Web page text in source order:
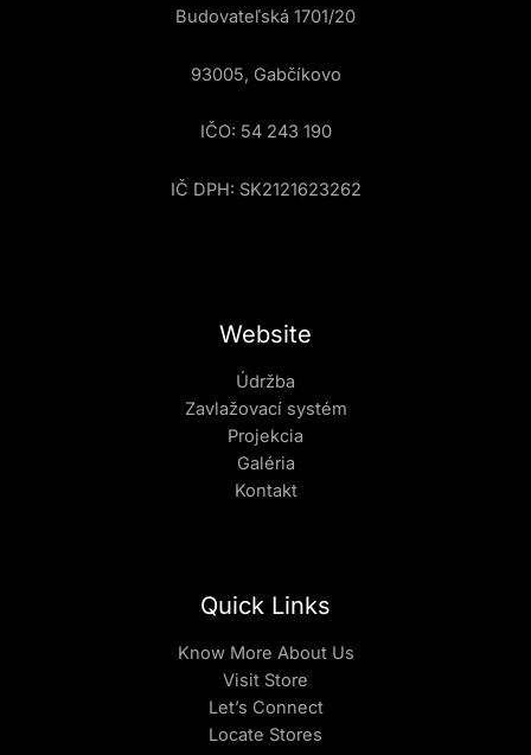
Budovateľská 1701/20
93005, Gabčíkovo
IČO: 54 243 190
IČ DPH: SK2121623262
Website
Údržba
Zavlažovací systém
Projekcia
Galéria
Kontakt
Quick Links
Know More About Us
Visit Store
Let’s Connect
Locate Stores